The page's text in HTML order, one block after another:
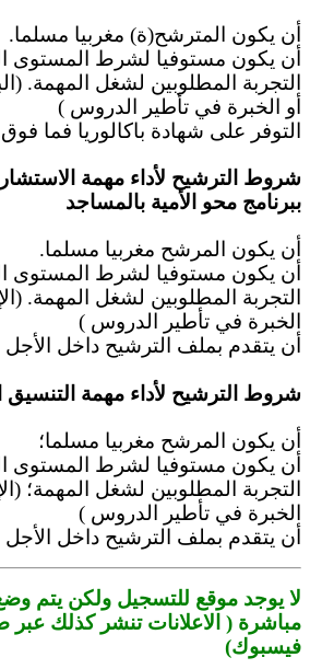
أن يكون المترشح(ة) مغربيا مسلما.
أن يكون مستوفيا لشرط المستوى
التجربة المطلوبين لشغل المهمة.
أو الخبرة في تأطير الدروس )
التوفر على شهادة باكالوريا فما
شروط الترشيح لأداء مهمة الاستشارة
ببرنامج محو الأمية بالمساجد
أن يكون المرشح مغربيا مسلما.
أن يكون مستوفيا لشرط المستوى
التجربة المطلوبين لشغل المهمة.
الخبرة في تأطير الدروس )
أن يتقدم بملف الترشيح داخل الأجل
شروط الترشيح لأداء مهمة التنسيق
أن يكون المرشح مغربيا مسلما؛
أن يكون مستوفيا لشرط المستوى
التجربة المطلوبين لشغل المهمة؛
الخبرة في تأطير الدروس )
أن يتقدم بملف الترشيح داخل الأجل
لا يوجد موقع للتسجيل ولكن يتم
مباشرة ( الاعلانات تنشر كذلك عبر
فيسبوك)